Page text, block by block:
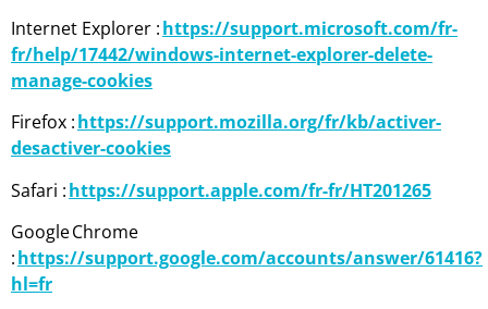
Internet Explorer :https://support.microsoft.com/fr-
fr/help/17442/windows-internet-explorer-delete-
manage-cookies
Firefox :https://support.mozilla.org/fr/kb/activer-
desactiver-cookies
Safari :https://support.apple.com/fr-fr/HT201265
Google Chrome
:https://support.google.com/accounts/answer/61416?
hl=fr